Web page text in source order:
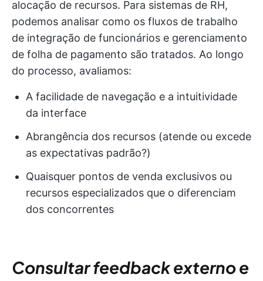
alocação de recursos. Para sistemas de RH,
podemos analisar como os fluxos de trabalho
de integração de funcionários e gerenciamento
de folha de pagamento são tratados. Ao longo
do processo, avaliamos:
A facilidade de navegação e a intuitividade
da interface
Abrangência dos recursos (atende ou excede
as expectativas padrão?)
Quaisquer pontos de venda exclusivos ou
recursos especializados que o diferenciam
dos concorrentes
Consultar feedback externo e